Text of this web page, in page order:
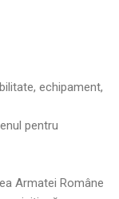
echipament,
pentru
Armatei Române